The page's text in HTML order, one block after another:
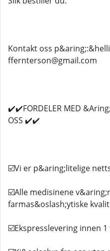
Kontakt oss
ffernterson@gmail.com
✔️✔️FORDELER MED &Aring;
OSS ✔️✔️
☑️Vi er p&aring;litelige
☑️Alle medisinene
farmas&oslash;ytiske
☑️Ekspresslevering innen 1